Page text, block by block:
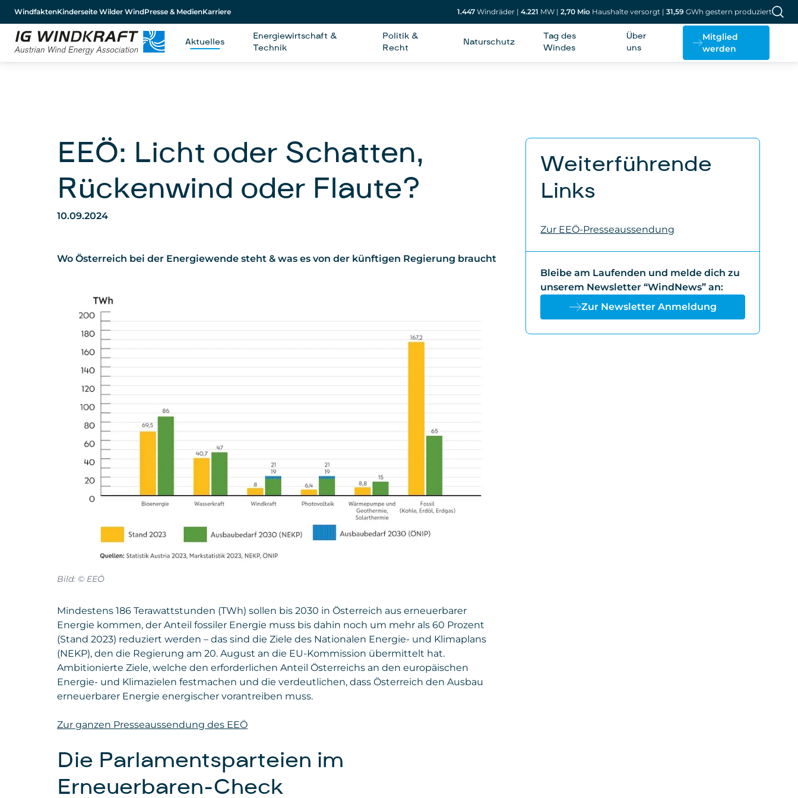
WindfaktenKinderseite Wilder WindPresse & MedienKarriere 1.447 Windräder | 4.221 MW | 2,70 Mio Haushalte versorgt | 31,59 GWh gestern produziert
Aktuelles
Energiewirtschaft &
Technik
Politik &
Recht
Naturschutz
Tag des
Windes
Über
uns
Mitglied
werden
EEÖ: Licht oder Schatten,
Rückenwind oder Flaute?
10.09.2024
Wo Österreich bei der Energiewende steht & was es von der künftigen Regierung braucht
Bild: © EEÖ
Mindestens 186 Terawattstunden (TWh) sollen bis 2030 in Österreich aus erneuerbarer
Energie kommen, der Anteil fossiler Energie muss bis dahin noch um mehr als 60 Prozent
(Stand 2023) reduziert werden – das sind die Ziele des Nationalen Energie- und Klimaplans
(NEKP), den die Regierung am 20. August an die EU-Kommission übermittelt hat.
Ambitionierte Ziele, welche den erforderlichen Anteil Österreichs an den europäischen
Energie- und Klimazielen festmachen und die verdeutlichen, dass Österreich den Ausbau
erneuerbarer Energie energischer vorantreiben muss.
Zur ganzen Presseaussendung des EEÖ
Die Parlamentsparteien im
Erneuerbaren-Check
Weiterführende
Links
Zur EEÖ-Presseaussendung
Bleibe am Laufenden und melde dich zu
unserem Newsletter “WindNews” an:
Zur Newsletter Anmeldung